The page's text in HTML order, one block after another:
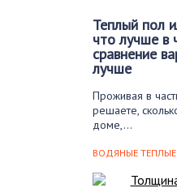
Теплый пол
что лучше в
сравнение
лучше
Проживая в
решаете,
доме,…
ВОДЯНЫЕ